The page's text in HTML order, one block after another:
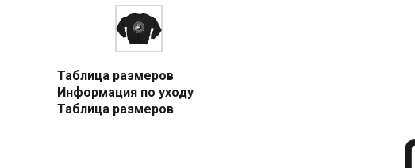
Таблица размеров
Информация по уходу
Таблица размеров